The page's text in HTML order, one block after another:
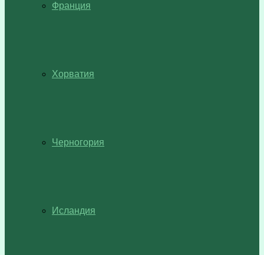
Франция
Хорватия
Черногория
Исландия